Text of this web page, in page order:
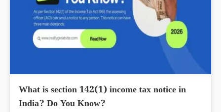
What is section 142(1) income tax notice in
India? Do You Know?